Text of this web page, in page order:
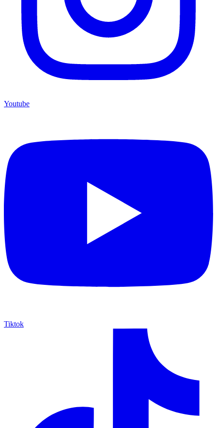
Youtube
Tiktok